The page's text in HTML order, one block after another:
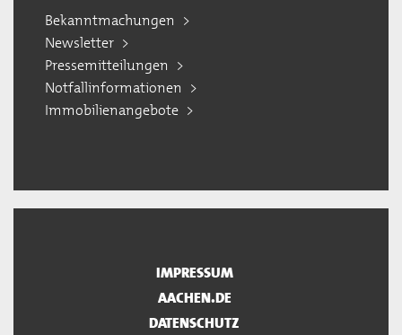
Bekanntmachungen
Newsletter
Pressemitteilungen
Notfallinformationen
Immobilienangebote
IMPRESSUM
AACHEN.DE
DATENSCHUTZ